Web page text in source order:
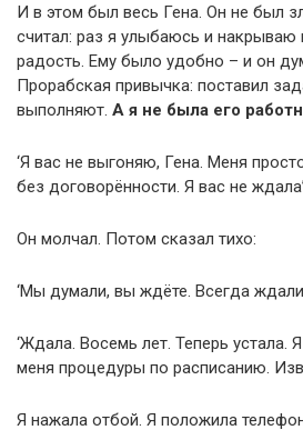
И в этом был весь Гена. Он не был
считал: раз я улыбаюсь и накрываю
радость. Ему было удобно – и он
Прорабская привычка: поставил
выполняют. А я не была его
‘Я вас не выгоняю, Гена. Меня
без договорённости. Я вас не
Он молчал. Потом сказал тихо:
‘Мы думали, вы ждёте. Всегда
‘Ждала. Восемь лет. Теперь устала.
меня процедуры по расписанию.
Я нажала отбой. Я положила